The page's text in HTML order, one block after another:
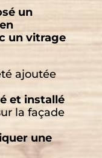
un
un vitrage
ajoutée
et installé
la façade
une